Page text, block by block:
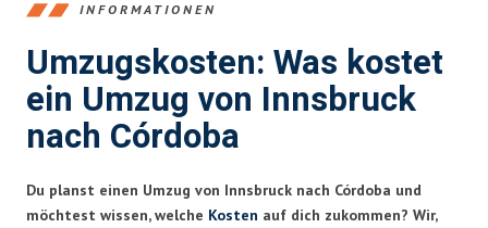
INFORMATIONEN
Umzugskosten: Was kostet
ein Umzug von Innsbruck
nach Córdoba
Du planst einen Umzug von Innsbruck nach Córdoba und
möchtest wissen, welche Kosten auf dich zukommen? Wir,